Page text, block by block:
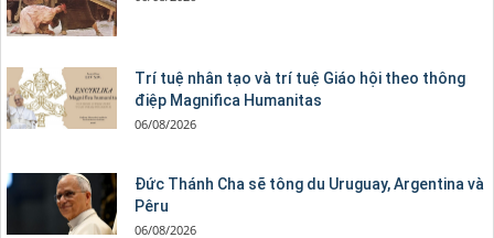
Trí tuệ nhân tạo và trí tuệ Giáo hội theo thông
điệp Magnifica Humanitas
06/08/2026
Đức Thánh Cha sẽ tông du Uruguay, Argentina và
Pêru
06/08/2026